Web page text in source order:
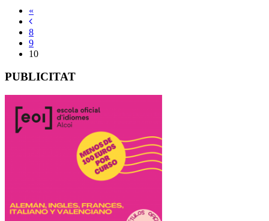
«
8
9
10
PUBLICITAT